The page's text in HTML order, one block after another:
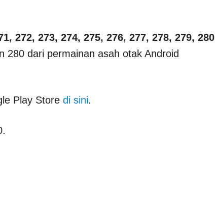
272, 273, 274, 275, 276, 277, 278, 279, 280
280 dari permainan asah otak Android
Play Store di sini.